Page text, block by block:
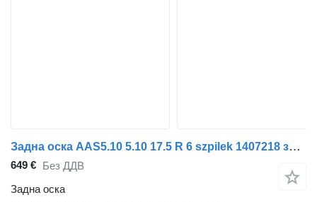
Задна оска AAS5.10 5.10 17.5 R 6 szpilek 1407218 за камион DAF LF 45
649 €
Без ДДВ
Задна оска